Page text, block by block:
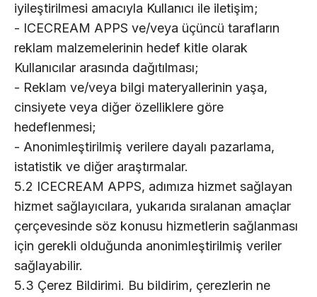
iyileştirilmesi amacıyla Kullanıcı ile iletişim;
- ICECREAM APPS ve/veya üçüncü tarafların
reklam malzemelerinin hedef kitle olarak
Kullanıcılar arasında dağıtılması;
- Reklam ve/veya bilgi materyallerinin yaşa,
cinsiyete veya diğer özelliklere göre
hedeflenmesi;
- Anonimleştirilmiş verilere dayalı pazarlama,
istatistik ve diğer araştırmalar.
5.2 ICECREAM APPS, adımıza hizmet sağlayan
hizmet sağlayıcılara, yukarıda sıralanan amaçlar
çerçevesinde söz konusu hizmetlerin sağlanması
için gerekli olduğunda anonimleştirilmiş veriler
sağlayabilir.
5.3 Çerez Bildirimi. Bu bildirim, çerezlerin ne